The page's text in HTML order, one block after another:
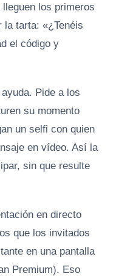
los primeros
la tarta: «¿Tenéis
el código y
Pide a los
su momento
un selfi con quien
en vídeo. Así la
sin que resulte
en directo
que los invitados
en una pantalla
Premium). Eso